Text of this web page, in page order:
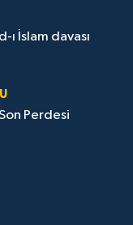
İslam davası
Perdesi